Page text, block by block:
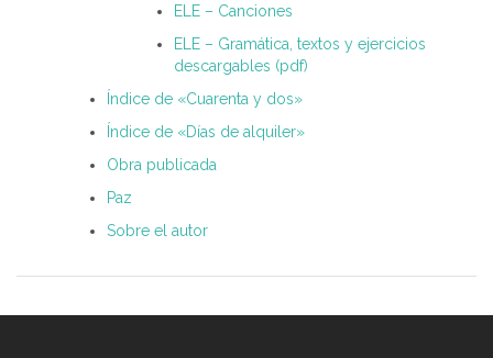
ELE – Canciones
ELE – Gramática, textos y ejercicios
descargables (pdf)
Índice de «Cuarenta y dos»
Índice de «Días de alquiler»
Obra publicada
Paz
Sobre el autor